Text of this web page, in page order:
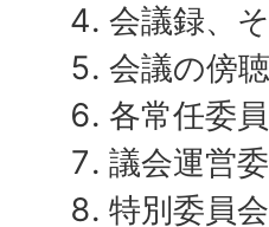
会議録、
会議の傍
各常任委
議会運営
特別委員